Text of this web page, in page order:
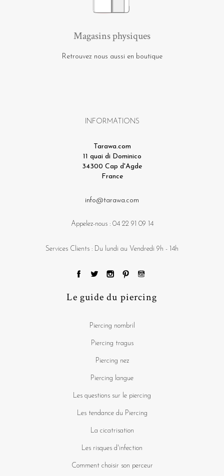
Magasins physiques
Retrouvez nous aussi en boutique
INFORMATIONS
Tarawa.com
11 quai di Dominico
34300 Cap d'Agde
France
info@tarawa.com
Appelez-nous : 04 22 91 09 14
Services Clients : Du lundi au Vendredi 9h - 14h
Le guide du piercing
Piercing nombril
Piercing tragus
Piercing nez
Piercing langue
Les questions sur le piercing
Les tendance du Piercing
La cicatrisation
Les risques d'infection
Comment choisir son perceur